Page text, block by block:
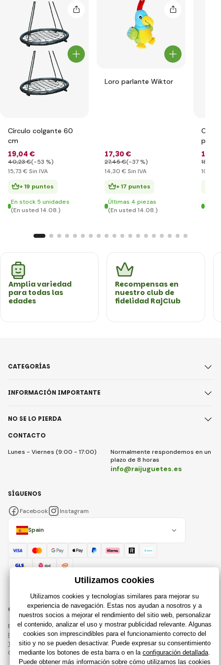
Círculo colgante 60
cm
19,04 €
40,23 €(-53 %)
15,73 € Sin IVA
+ 19 puntos
En stock 5 unidades
(En usted 14.08.)
Loro parlante Wiktor
17,30 €
27,45 €(-37 %)
14,30 € Sin IVA
+ 17 puntos
Últimas 4 piezas
(En usted 14.08.)
Caja
para
12
18
10
En
(En
Amplia variedad
para todas las
edades
Recompensas en
nuestro club de
fidelidad RajClub
CONTACTO
Lunes - Viernes (9:00 - 17:00)
Normalmente respondemos en un
plazo de 8 horas
info@raijuguetes.es
CATEGORÍAS
INFORMACIÓN IMPORTANTE
NO SE LO PIERDA
Spain
SÍGUENOS
Facebook Instagram
© 2018 - 2026 Raijuguetes.es, Todos los derechos reservados
Esta página está protegida por reCAPTCHA y se aplican
Política de privacidadcompañías de Google y su
Términos y condiciones
Creación de tiendas en línea eficientes desdeRIESENIA